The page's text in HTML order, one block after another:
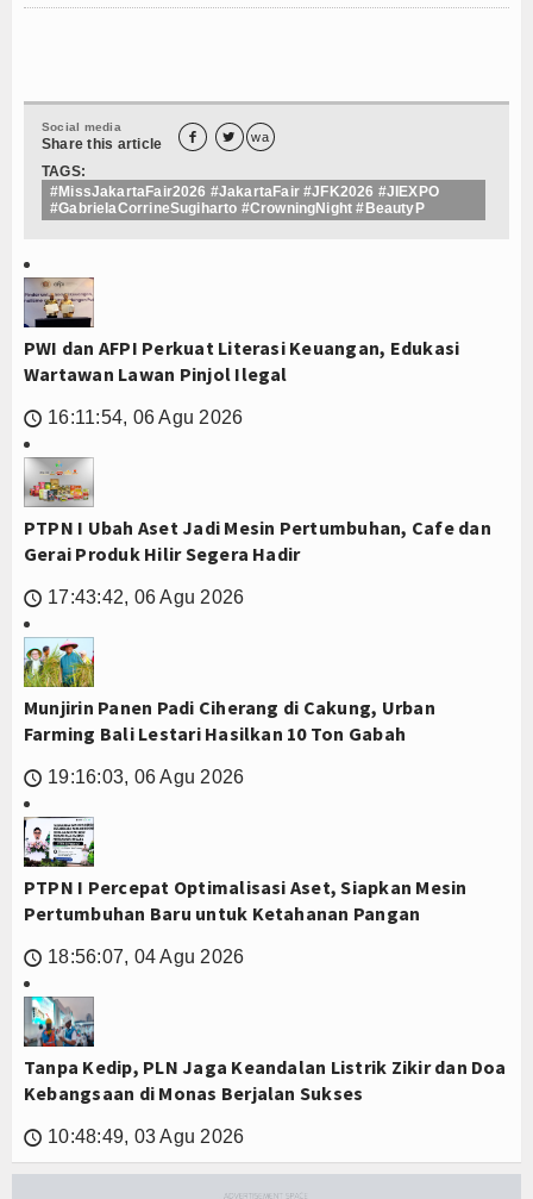
Social media
Share this article   wa
TAGS:
#MissJakartaFair2026 #JakartaFair #JFK2026 #JIEXPO
#GabrielaCorrineSugiharto #CrowningNight #BeautyP
PWI dan AFPI Perkuat Literasi Keuangan, Edukasi
Wartawan Lawan Pinjol Ilegal
🕔 16:11:54, 06 Agu 2026
PTPN I Ubah Aset Jadi Mesin Pertumbuhan, Cafe dan
Gerai Produk Hilir Segera Hadir
🕔 17:43:42, 06 Agu 2026
Munjirin Panen Padi Ciherang di Cakung, Urban
Farming Bali Lestari Hasilkan 10 Ton Gabah
🕔 19:16:03, 06 Agu 2026
PTPN I Percepat Optimalisasi Aset, Siapkan Mesin
Pertumbuhan Baru untuk Ketahanan Pangan
🕔 18:56:07, 04 Agu 2026
Tanpa Kedip, PLN Jaga Keandalan Listrik Zikir dan Doa
Kebangsaan di Monas Berjalan Sukses
🕔 10:48:49, 03 Agu 2026